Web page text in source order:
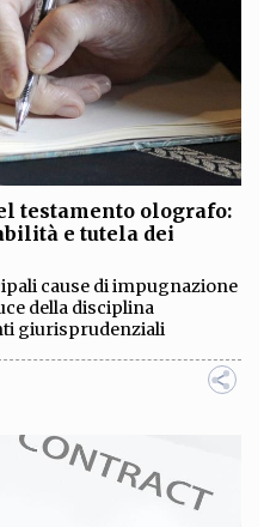
testamento olografo:
e tutela dei
cause di impugnazione
della disciplina
giurisprudenziali